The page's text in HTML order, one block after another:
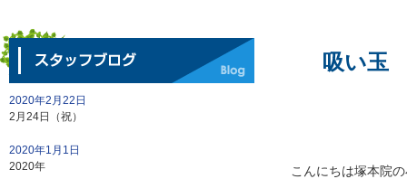
吸い玉
こんにちは塚本院
2020年2月22日
2月24日（祝）
2020年1月1日
2020年